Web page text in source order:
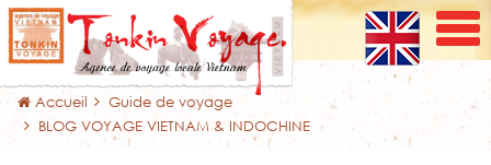
Accueil
Guide de voyage
BLOG VOYAGE VIETNAM & INDOCHINE